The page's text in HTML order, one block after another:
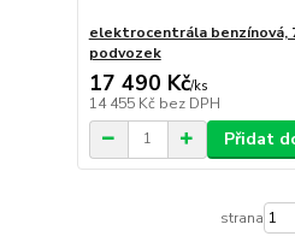
elektrocentrála benzínová,
podvozek
17 490 Kč/ks
14 455 Kč bez DPH
Přidat
strana